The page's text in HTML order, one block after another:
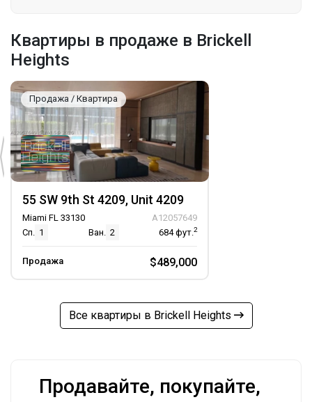
Квартиры в продаже в Brickell
Heights
Продажа / Квартира
55 SW 9th St 4209, Unit 4209
Miami FL 33130
A12057649
Сп. 1 Ван. 2 684фут.2
Продажа $489,000
Все квартиры в Brickell Heights
Продавайте, покупайте,